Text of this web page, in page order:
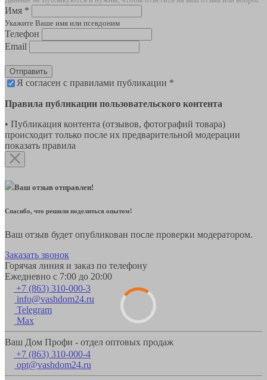
Имя *
Укажите Ваше имя или псевдоним
Телефон
Email
Отправить
Я согласен с правилами публикации *
Правила публикации пользовательского контента
• Публикация контента (отзывов, фотографий товара)
происходит только после их предварительной модерации
показать правила
Ваш отзыв отправлен!
Спасибо, что решили поделиться опытом!
Ваш отзыв будет опубликован после проверки модератором.
Заказать звонок
Горячая линия и заказ по телефону
Ежедневно с 7:00 до 20:00
+7 (863) 310-000-3
info@vashdom24.ru
Telegram
Max
Ваш Дом Профи - отдел оптовых продаж
+7 (863) 310-000-4
opt@vashdom24.ru